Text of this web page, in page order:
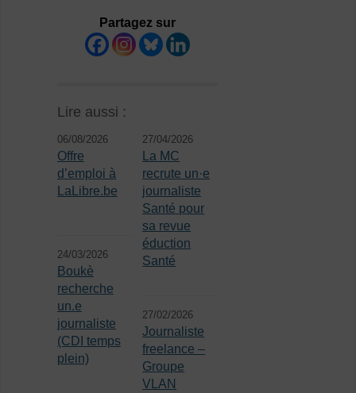
Partagez sur
Lire aussi :
06/08/2026
Offre
d’emploi à
LaLibre.be
27/04/2026
La MC
recrute un·e
journaliste
Santé pour
sa revue
éduction
Santé
24/03/2026
Boukè
recherche
un.e
journaliste
(CDI temps
plein)
27/02/2026
Journaliste
freelance –
Groupe
VLAN